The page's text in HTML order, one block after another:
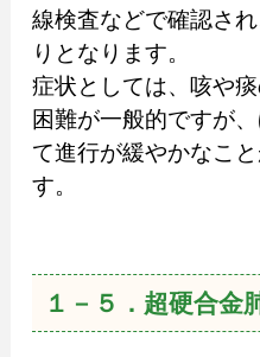
線検査などで確認さ
りとなります。
症状としては、咳や
困難が一般的ですが
て進行が緩やかなこ
す。
１－５．超硬合金